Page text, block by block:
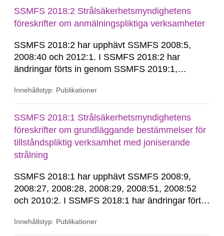
SSMFS 2018:2 Strålsäkerhetsmyndighetens
föreskrifter om anmälningspliktiga verksamheter
SSMFS 2018:2 har upphävt SSMFS 2008:5,
2008:40 och 2012:1. I SSMFS 2018:2 har
ändringar förts in genom SSMFS 2019:1,
Innehållstyp: Publikationer
SSMFS 2018:1 Strålsäkerhetsmyndighetens
föreskrifter om grundläggande bestämmelser för
tillståndspliktig verksamhet med joniserande
strålning
SSMFS 2018:1 har upphävt SSMFS 2008:9,
2008:27, 2008:28, 2008:29, 2008:51, 2008:52
och 2010:2. I SSMFS 2018:1 har ändringar förts
SSMFS 2022:14, SSMFS 2024:2 och SSMFS
Innehållstyp: Publikationer